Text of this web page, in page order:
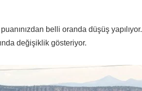
belli oranda düşüş yapılıyor.
değişiklik gösteriyor.